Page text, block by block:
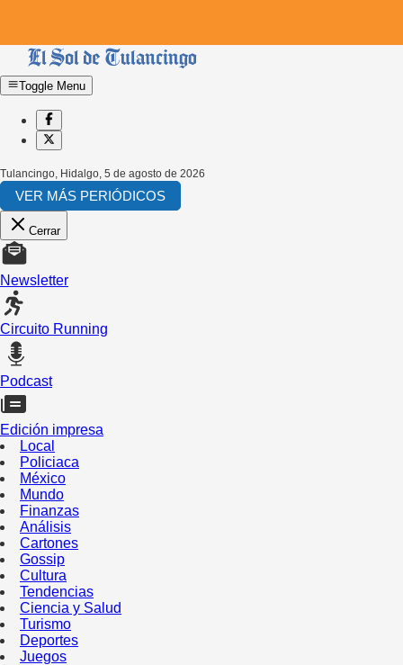
Toggle Menu
Tulancingo, Hidalgo, 5 de agosto de 2026
VER MÁS PERIÓDICOS
Cerrar
Newsletter
Circuito Running
Podcast
Edición impresa
Local
Policiaca
México
Mundo
Finanzas
Análisis
Cartones
Gossip
Cultura
Tendencias
Ciencia y Salud
Turismo
Deportes
Juegos